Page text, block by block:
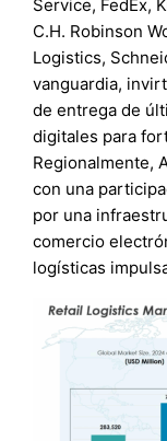
Service, FedEx,
C.H. Robinson
Logistics,
vanguardia,
de entrega de
digitales para
Regionalmente,
con una
por una
comercio
logísticas